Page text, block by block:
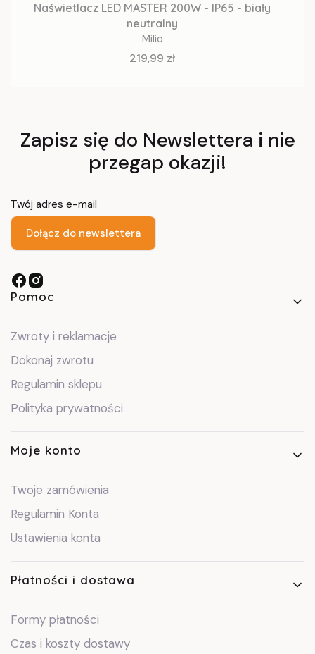
Naświetlacz LED MASTER 200W - IP65 - biały
neutralny
Milio
Cena
219,99 zł
Zapisz się do Newslettera i nie
przegap okazji!
Twój adres e-mail
Dołącz do newslettera
Linki w stopce
Pomoc
Zwroty i reklamacje
Dokonaj zwrotu
Regulamin sklepu
Polityka prywatności
Moje konto
Twoje zamówienia
Regulamin Konta
Ustawienia konta
Płatności i dostawa
Formy płatności
Czas i koszty dostawy